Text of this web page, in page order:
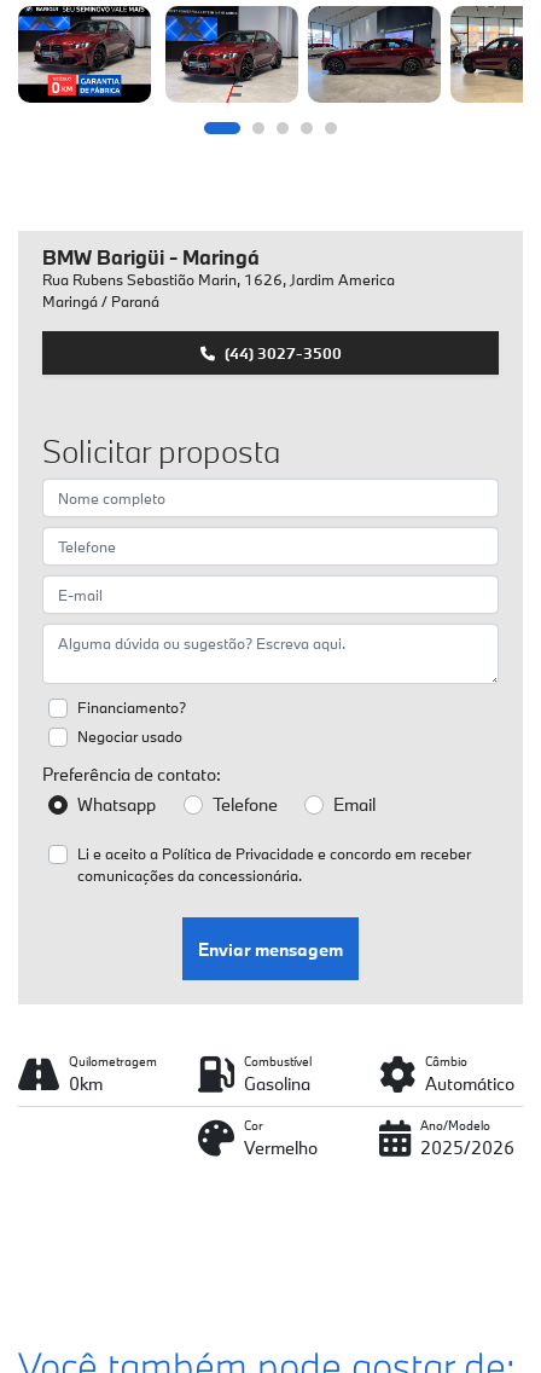
BMW Barigüi - Maringá
Rua Rubens Sebastião Marin, 1626, Jardim America
Maringá / Paraná
(44) 3027-3500
Solicitar proposta
Financiamento?
Negociar usado
Preferência de contato:
Whatsapp
Telefone Email
Li e aceito a Política de Privacidadee concordo em receber
comunicações da concessionária.
Enviar mensagem
Câmbio
Automático
Combustível
Gasolina
Quilometragem
0km
Ano/Modelo
2025/2026
Cor
Vermelho